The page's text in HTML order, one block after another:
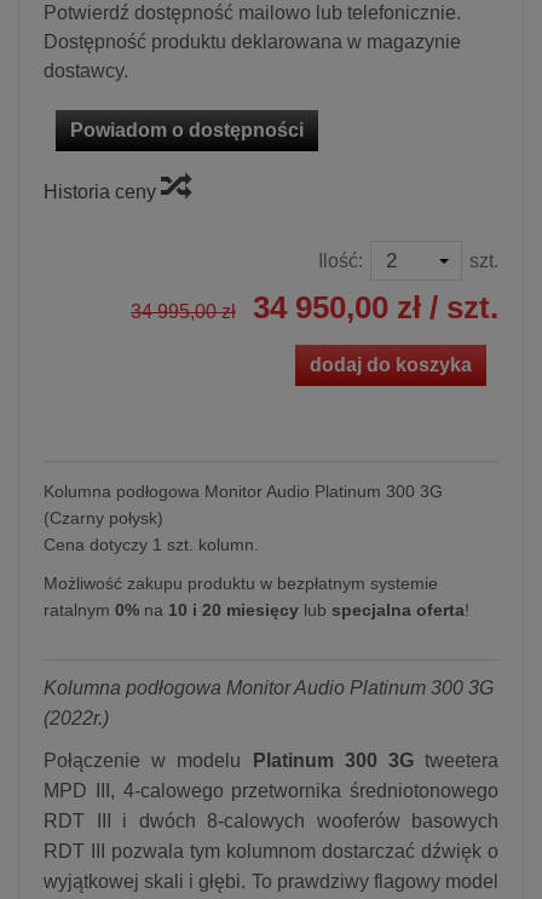
Potwierdź dostępność mailowo lub telefonicznie.
Dostępność produktu deklarowana w magazynie
dostawcy.
Powiadom o dostępności
Historia ceny
Ilość: szt.
34 995,00 zł 34 950,00 zł / szt.
dodaj do koszyka
Kolumna podłogowa Monitor Audio Platinum 300 3G
(Czarny połysk)
Cena dotyczy 1 szt. kolumn.
Możliwość zakupu produktu w bezpłatnym systemie
ratalnym 0% na 10 i 20 miesięcy lub specjalna oferta!
Kolumna podłogowa Monitor Audio Platinum 300 3G
(2022r.)
Połączenie w modelu Platinum 300 3Gtweetera
MPD III, 4-calowego przetwornika średniotonowego
RDT III i dwóch 8-calowych wooferów basowych
RDT III pozwala tym kolumnom dostarczać dźwięk o
wyjątkowej skali i głębi. To prawdziwy flagowy model